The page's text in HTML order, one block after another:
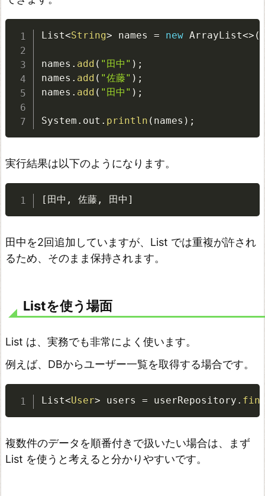
場
L
s
t、
S
t、
M
a
p
の
使
け
数
の
は
イ
タ
List<String> names = new ArrayList<> (
names . add ( "田中" ) ;
names . add ( "佐藤" ) ;
names . add ( "田中" ) ;
System . out . println ( names ) ;
実行結果は以下のようになります。
[ 田中 , 佐藤, 田中 ]
田中を2回追加していますが、List では重複が許され
るため、そのまま保持されます。
Listを使う場面
List は、実務でも非常によく使います。
例えば、DBからユーザー一覧を取得する場合です。
List<User> users = userRepository .
複数件のデータを順番付きで扱いたい場合は、まず
List を使うと考えると分かりやすいです。